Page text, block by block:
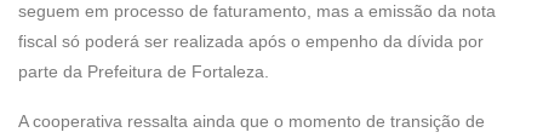
seguem em processo de faturamento, mas a emissão da nota
fiscal só poderá ser realizada após o empenho da dívida por
parte da Prefeitura de Fortaleza.
A cooperativa ressalta ainda que o momento de transição de